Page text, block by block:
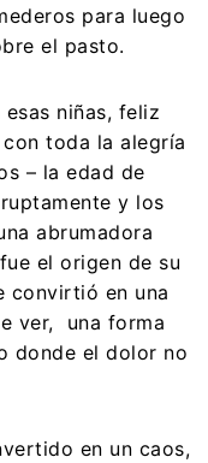
para luego
el pasto.
niñas, feliz
toda la alegría
– la edad de
y los
abrumadora
el origen de su
convirtió en una
ver, una forma
donde el dolor no
en un caos,